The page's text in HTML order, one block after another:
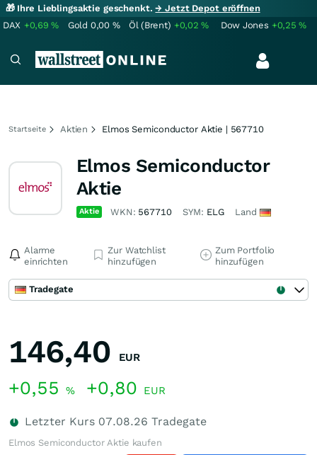
🎁 Ihre Lieblingsaktie geschenkt.→ Jetzt Depot eröffnen
DAX +0,69% Gold 0,00 % Öl (Brent) +0,02% Dow Jones +0,25%
Startseite Aktien Elmos Semiconductor Aktie | 567710
Elmos Semiconductor
Aktie
Aktie WKN: 567710 SYM: ELG Land
Alarme
einrichten
Zur Watchlist
hinzufügen
Zum Portfolio
hinzufügen
Tradegate
146,40 EUR
+0,55 % +0,80 EUR
Letzter Kurs 07.08.26 Tradegate
Elmos Semiconductor Aktie kaufen